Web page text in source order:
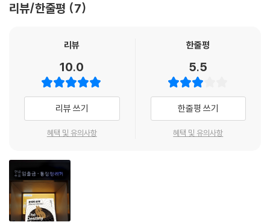
주된 착취의 원천이 지대 추구임을 알아냈다. 토지와 천연자원에서 지대를
뽑아냈을 뿐 아니라 차츰 공적 기간시설의 투자를 사영화하고 새로운 독점
문에 산업가들은 지대와 부채에 덜 얽매인 경제의 경쟁자들보다 낮은 가격
으로 제품을 판매할 수 없다. 중국 같은 혼합경제는 민주주의적 공공 부문
이 강하지 못한 나라와의 경쟁에서 이길 수 있다.
---「CHAPTER 02. 지대 추구와 지대 수취자의 세금 회피를 조장하는 금
융자본주의, 75쪽」중에서
미국의 정책은 라틴아메리카와 여타 대륙의 토지와 천연자원, 기간시설의
간시설을 사영화하는 대신 계속 공적 영역에 남겨두려는 현지의 시도는 물
론 농업의 자급자족에도 반대했다. 미국에게 힘이란 타국의 정치에 관여하
여 금융과 무역, 군사 부문에서 자신들에 대한 의존에서 벗어나지 못하도
록 막을 특권을 의미한다. 그 결과는 일종의 세계화, 다시 말해 미국의 통제
제적 붕괴를 초래하지 않고도 부채를 말소시킬 방법이 있다”고 힘주어 이
은 실수를 반복할 것이다.
상위 1퍼센트의 금융 약탈에서 벗어나
올바른 경제적 삶으로 나아갈 유일한 방법
국내총생산GDP과 국민총소득GNI은 기하급수적으로 늘어나는데 어째서
내 주머니는 자꾸만 얄팍해지는가? 빚을 져서 빚을 갚게 만드는, ‘부채의
면 내 집 마련을 할 수 없는 부동산 현실, 취직하자마자 빚에 시달리게 만드
는 학자금 융자, ‘내일의 나’에 의존하며 긁어대는 신용카드, 빚을 져서 빚
을 갚게 만드는 은행 등. 약탈적 금융이 난무하는 오늘날 세상에서는 누구
도 경제적으로 안전할 수 없다. 심화되는 불평등과 경기 침체를 이해하기
득력 있게 설명해주는 탁월한 저서다.
들이 끊임없이 배출되는데도 왜 더 많은 사람은 내핍 생활을 해야 하는가?
미국은 ‘종이 금’을 만드는 특권을 누리면서 왜 다른 나라의 통화주권을 부
정하는가? 미국 제국의 전쟁(방위) 비용은 물론 제국의 국내 지출까지 왜
다른 나라들이 보조하는가? 이에 대한 답을 알고 싶은 분들에게 이 책을 추
마이클 허드슨은 분명히 지난 반백 년간의 가장 혁신적인 경제사가이자 가
장 중요한 경제사가다. 생존 인물 중에 내게 그보다 더 많은 것을 가르친 사
람은 없다.
리뷰/한줄평 7
리뷰
10.0
리뷰 쓰기
혜택 및 유의사항
한줄평
5.5
한줄평 쓰기
혜택 및 유의사항